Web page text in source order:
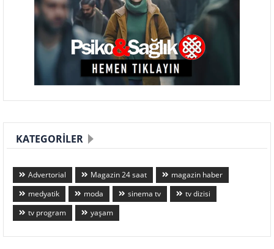
KATEGORILER
Advertorial Magazin 24 saat
magazin haber
medyatik
moda sinema tv
tv dizisi
tv program
yaşam